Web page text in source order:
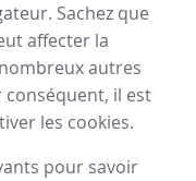
Sachez que
affecter la
autres
conséquent, il est
les cookies.
pour savoir